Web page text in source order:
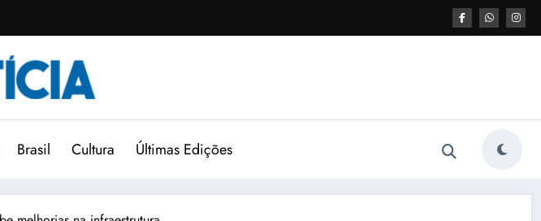
Brasil Cultura Últimas Edições